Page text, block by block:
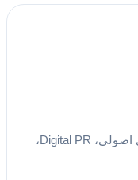
توسعه اعتبار دامنه از طریق لینک‌سازی اصولی، Digital PR،